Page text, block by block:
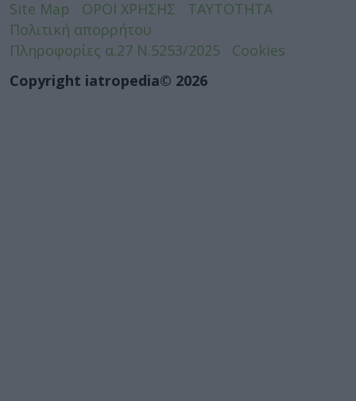
Site Map ΟΡΟΙ ΧΡΗΣΗΣ
ΤΑΥΤΟΤΗΤΑ
Πολιτική απορρήτου
Πληροφορίες α.27 Ν.5253/2025
Cookies
Copyright iatropedia© 2026